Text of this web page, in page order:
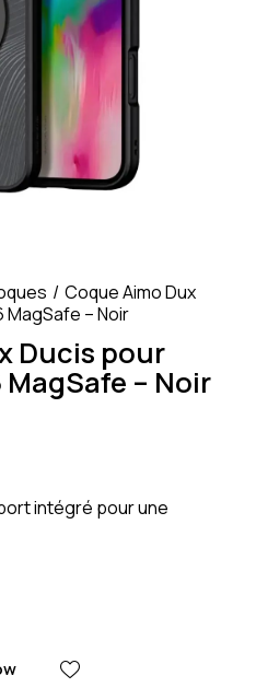
Coque Aimo Dux
MagSafe – Noir
Ducis pour
– Noir
intégré pour une